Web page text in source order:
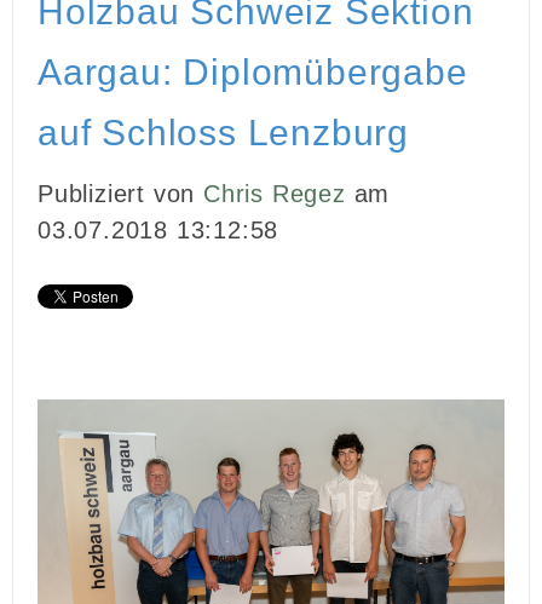
GHOSTWRITING
Holzbau Schweiz Sektion
Aargau: Diplomübergabe
auf Schloss Lenzburg
Publiziert von Chris Regez am
03.07.2018 13:12:58